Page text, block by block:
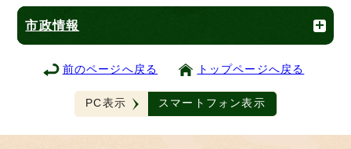
市政情報
前のページへ戻る トップページへ戻る
PC表示 スマートフォン表示